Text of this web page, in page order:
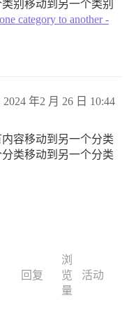
别移动到另一个类别
category to another -
2024 年2 月 26 日 10:44
容移动到另一个分类
类移动到另一个分类
回复
浏
览
量
活动